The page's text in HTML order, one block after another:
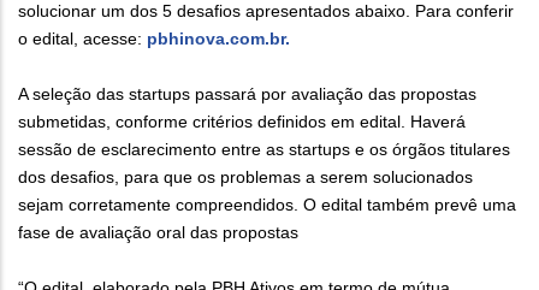
solucionar um dos 5 desafios apresentados abaixo. Para conferir
o edital, acesse: pbhinova.com.br.
A seleção das startups passará por avaliação das propostas
submetidas, conforme critérios definidos em edital. Haverá
sessão de esclarecimento entre as startups e os órgãos titulares
dos desafios, para que os problemas a serem solucionados
sejam corretamente compreendidos. O edital também prevê uma
fase de avaliação oral das propostas